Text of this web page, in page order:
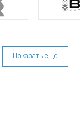
Показать ещё